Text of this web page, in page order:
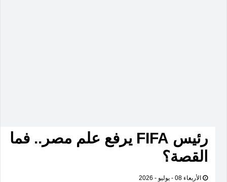
رئيس FIFA يرفع علم مصر.. فما
القصة؟
الأربعاء 08 - يوليو - 2026